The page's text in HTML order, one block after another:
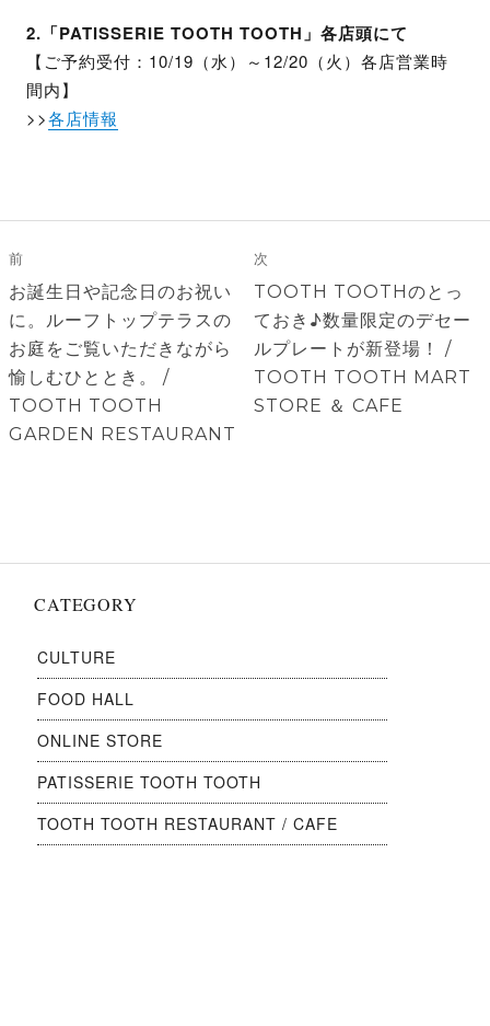
2.「PATISSERIE TOOTH TOOTH」各店頭にて
【ご予約受付：10/19（水）～12/20（火）各店営業時
間内】
>>各店情報
稿
ナ
ビ
ゲ
ー
シ
ョ
前
前
の
投
稿:
お誕生日や記念日のお祝い
に。ルーフトップテラスの
お庭をご覧いただきながら
愉しむひととき。 /
TOOTH TOOTH
GARDEN RESTAURANT
次
次
の
投
稿:
TOOTH TOOTHのとっ
ておき♪数量限定のデセー
ルプレートが新登場！ /
TOOTH TOOTH MART
STORE ＆ CAFE
CATEGORY
CULTURE
FOOD HALL
ONLINE STORE
PATISSERIE TOOTH TOOTH
TOOTH TOOTH RESTAURANT / CAFE